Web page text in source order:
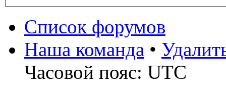
Список форумов
Наша команда •
Часовой пояс: UTC